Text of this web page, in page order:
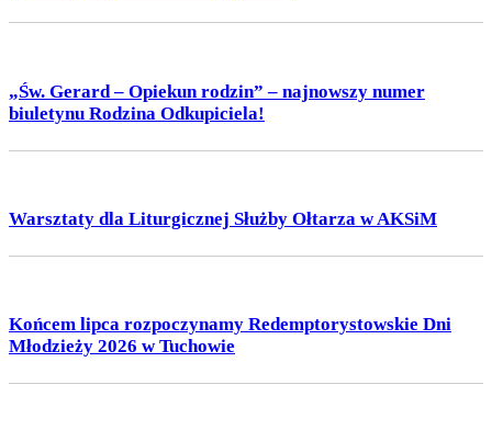
„Św. Gerard – Opiekun rodzin” – najnowszy numer
biuletynu Rodzina Odkupiciela!
Warsztaty dla Liturgicznej Służby Ołtarza w AKSiM
Końcem lipca rozpoczynamy Redemptorystowskie Dni
Młodzieży 2026 w Tuchowie